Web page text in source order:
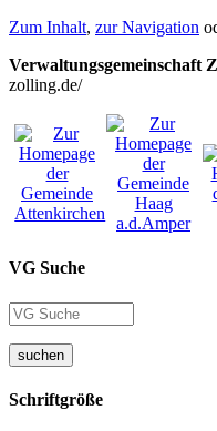
Zum Inhalt, zur Navigation
Verwaltungsgemeinschaft
zolling.de/
VG Suche
suchen
Schriftgröße